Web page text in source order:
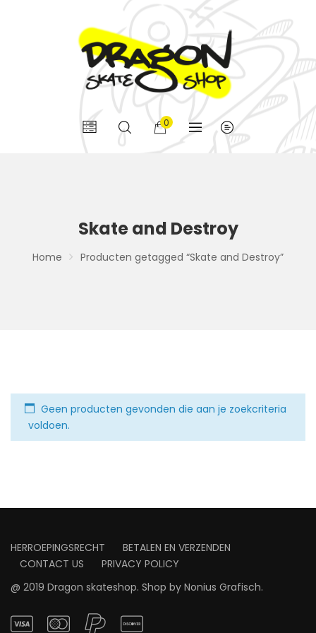
0
Skate and Destroy
Home Producten getagged “Skate and Destroy”
Geen producten gevonden die aan je zoekcriteria
voldoen.
HERROEPINGSRECHT
BETALEN EN VERZENDEN
CONTACT US
PRIVACY POLICY
@ 2019 Dragon skateshop. Shop by Nonius Grafisch.